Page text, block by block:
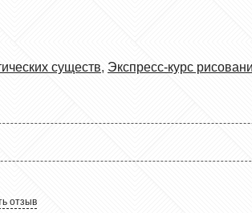
существ, Экспресс-курс
отзыв